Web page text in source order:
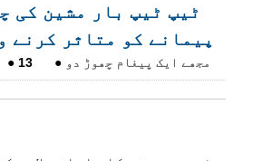
ٹیپ ٹیپ بار مشین کی
پیمانے کو متاثر کرنے
● 13 ● مجھے ایک پیغام چھوڑ دو